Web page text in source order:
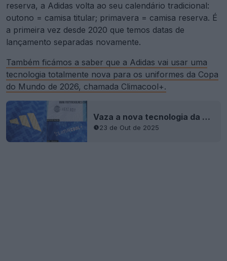
reserva, a Adidas volta ao seu calendário tradicional:
outono = camisa titular; primavera = camisa reserva. É
a primeira vez desde 2020 que temos datas de
lançamento separadas novamente.
Também ficámos a saber que a Adidas vai usar uma
tecnologia totalmente nova para os uniformes da Copa
do Mundo de 2026, chamada Climacool+.
Vaza a nova tecnologia da camisa Adidas Authentic 2026 "Climacool/Climacool+"
23 de Out de 2025